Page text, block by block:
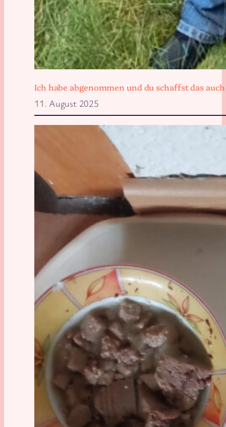
Ich habe abgenommen und du schaffst das auch
11. August 2025